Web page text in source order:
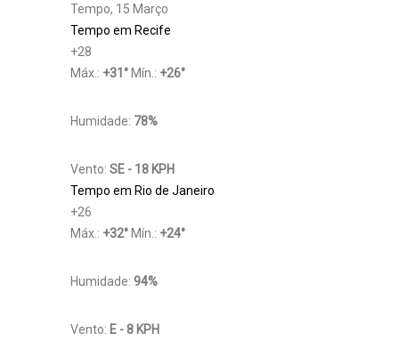
Tempo, 15 Março
Tempo em Recife
+28
Máx.: +31 ° Mín.: +26°
Humidade: 78%
Vento: SE - 18 KPH
Tempo em Rio de Janeiro
+26
Máx.: +32° Mín.: +24°
Humidade: 94%
Vento: E - 8 KPH